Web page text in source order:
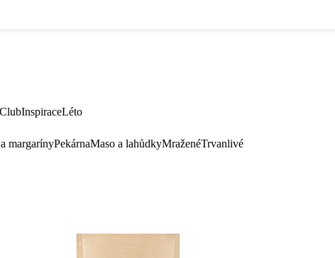
InspiraceLéto
margarínyPekárnaMaso a lahůdkyMraženéTrvanlivé